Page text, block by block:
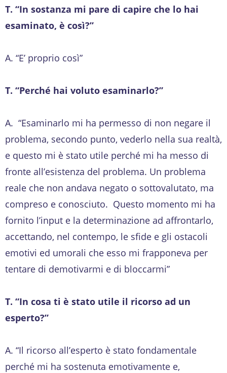
T. “In sostanza mi pare di capire che lo hai
esaminato, è così?”
A. “E’ proprio così”
T. “Perché hai voluto esaminarlo?”
A. “Esaminarlo mi ha permesso di non negare il
problema, secondo punto, vederlo nella sua realtà,
e questo mi è stato utile perché mi ha messo di
fronte all’esistenza del problema. Un problema
reale che non andava negato o sottovalutato, ma
compreso e conosciuto. Questo momento mi ha
fornito l’input e la determinazione ad affrontarlo,
accettando, nel contempo, le sfide e gli ostacoli
emotivi ed umorali che esso mi frapponeva per
tentare di demotivarmi e di bloccarmi”
T. “In cosa ti è stato utile il ricorso ad un
esperto?”
A. “Il ricorso all’esperto è stato fondamentale
perché mi ha sostenuta emotivamente e,